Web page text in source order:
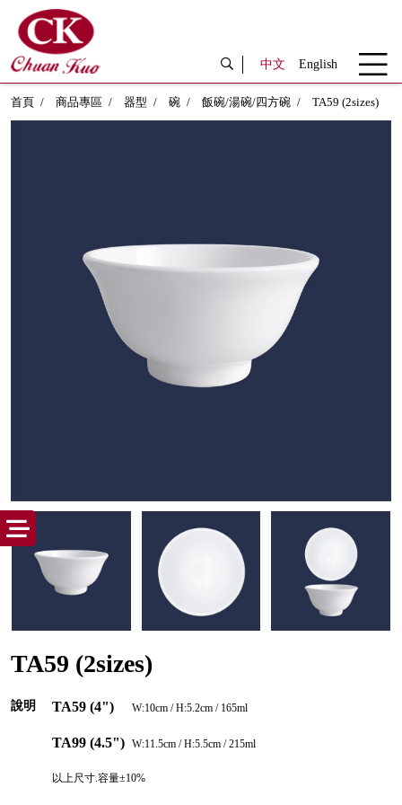
中文 English
首頁 商品專區 器型 碗 飯碗/湯碗/四方碗 TA59 (2sizes)
TA59 (2sizes)
說明 TA59 (4") W:10cm / H:5.2cm / 165ml
TA99 (4.5") W:11.5cm / H:5.5cm / 215ml
以上尺寸.容量±10%